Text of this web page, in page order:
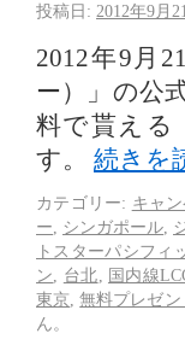
投稿日: 2012年9月
2012年9月
ー）」の公
料で貰える
す。 続きを
カテゴリー: キャ
ー
シンガポール
トスターパシフィ
ン
台北 国内線
東京 ,無料プレゼン
ん。